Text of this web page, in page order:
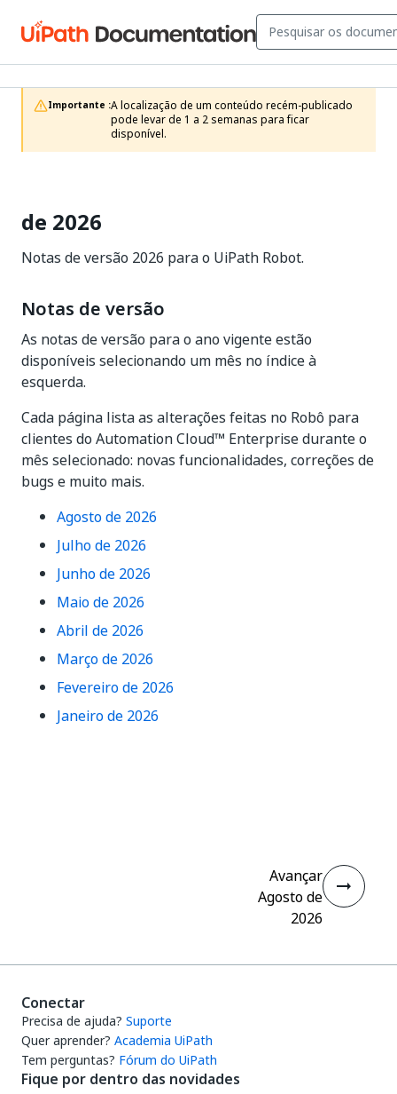
Importante :A localização de um conteúdo recém-publicado
pode levar de 1 a 2 semanas para ficar
disponível.
de 2026
Notas de versão 2026 para o UiPath Robot.
Notas de versão
As notas de versão para o ano vigente estão
disponíveis selecionando um mês no índice à
esquerda.
Cada página lista as alterações feitas no Robô para
clientes do Automation Cloud™ Enterprise durante o
mês selecionado: novas funcionalidades, correções de
bugs e muito mais.
Agosto de 2026
Julho de 2026
Junho de 2026
Maio de 2026
Abril de 2026
Março de 2026
Fevereiro de 2026
Janeiro de 2026
Avançar
Agosto de
2026
Conectar
Precisa de ajuda? Suporte
Quer aprender? Academia UiPath
Tem perguntas? Fórum do UiPath
Fique por dentro das novidades